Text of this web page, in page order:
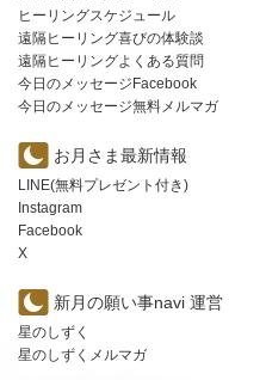
ヒーリングスケジュール
遠隔ヒーリング喜びの体験談
遠隔ヒーリングよくある質問
今日のメッセージFacebook
今日のメッセージ無料メルマガ
お月さま最新情報
LINE(無料プレゼント付き)
Instagram
Facebook
X
新月の願い事navi 運営
星のしずく
星のしずくメルマガ